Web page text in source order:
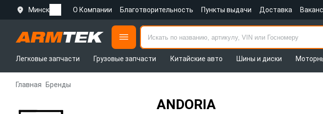
Минск О Компании Благотворительность Пункты выдачи Доставка
Легковые запчасти
Грузовые запчасти Китайские авто Шины и диски
Главная Бренды
ANDORIA